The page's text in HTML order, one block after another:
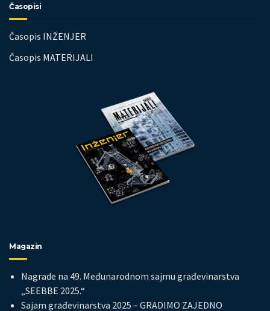
Časopisi
Časopis INŽENJER
Časopis MATERIJALI
Magazin
Nagrade na 49. Međunarodnom sajmu građevinarstva
„SEEBBE 2025.“
Sajam građevinarstva 2025 – GRADIMO ZAJEDNO